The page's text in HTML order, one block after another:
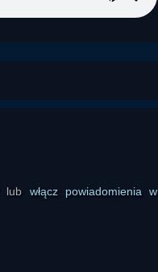
lub włącz powiadomienia w